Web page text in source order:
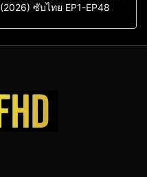
ซีรี่ย์จีนซับไทย
(2026) ซับไทย EP1-EP48